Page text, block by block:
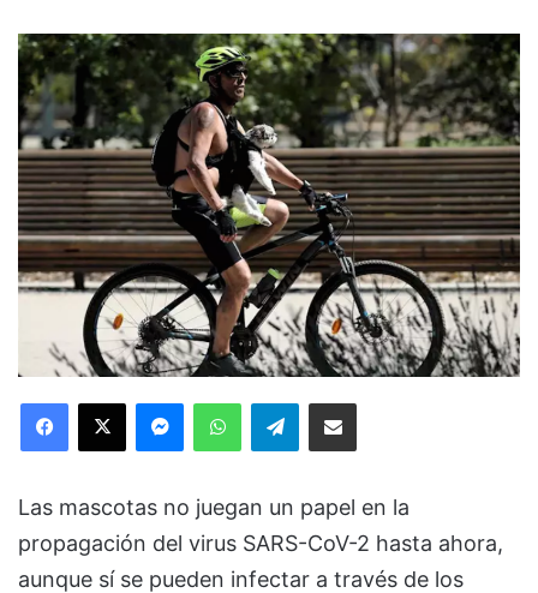
Facebook
X MessengerWhatsAppTelegramCompartir via Email
Las mascotas no juegan un papel en la
propagación del virus SARS-CoV-2 hasta ahora,
aunque sí se pueden infectar a través de los